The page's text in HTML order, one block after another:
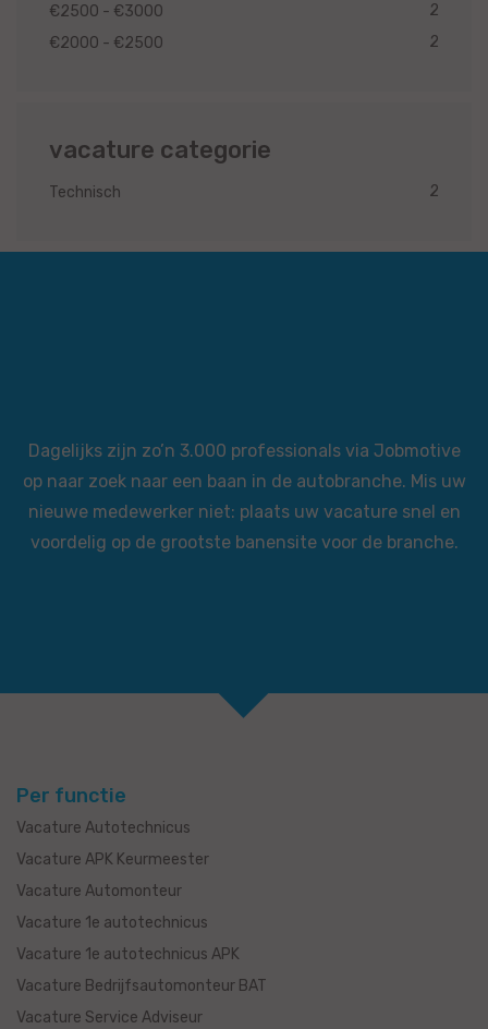
€2500 - €3000
2
€2000 - €2500
2
vacature categorie
Technisch 2
Dagelijks zijn zo’n 3.000 professionals via Jobmotive
op naar zoek naar een baan in de autobranche. Mis uw
nieuwe medewerker niet: plaats uw vacature snel en
voordelig op de grootste banensite voor de branche.
Per functie
Vacature Autotechnicus
Vacature APK Keurmeester
Vacature Automonteur
Vacature 1e autotechnicus
Vacature 1e autotechnicus APK
Vacature Bedrijfsautomonteur BAT
Vacature Service Adviseur